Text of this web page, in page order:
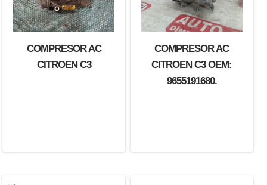
COMPRESOR AC
CITROEN C3
COMPRESOR AC
CITROEN C3 OEM:
9655191680.